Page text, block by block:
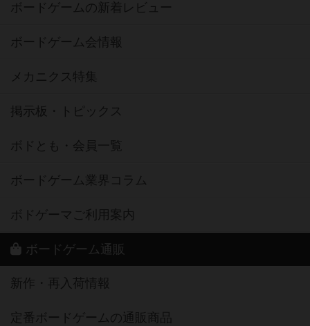
ボードゲームの新着レビュー
ボードゲーム会情報
メカニクス特集
掲示板・トピックス
ボドとも・会員一覧
ボードゲーム業界コラム
ボドゲーマご利用案内
ボードゲーム通販
新作・再入荷情報
定番ボードゲームの通販商品